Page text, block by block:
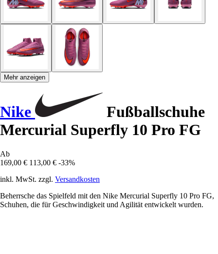
Mehr anzeigen
Nike
Fußballschuhe
Mercurial Superfly 10 Pro FG
Ab
169,00 € 113,00 € -33%
inkl. MwSt. zzgl. Versandkosten
Beherrsche das Spielfeld mit den Nike Mercurial Superfly 10 Pro FG,
Schuhen, die für Geschwindigkeit und Agilität entwickelt wurden.